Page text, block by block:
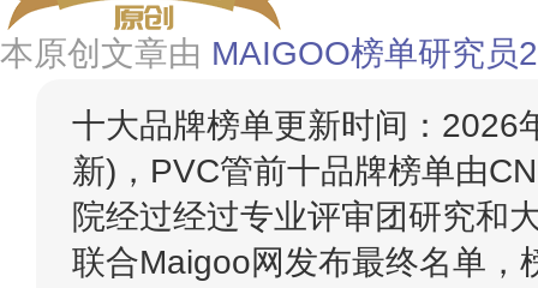
本原创文章由 MAIGOO榜单研究员
十大品牌榜单更新时间：2026
新)，PVC管前十品牌榜单由
院经过经过专业评审团研究和
联合Maigoo网发布最终名单，